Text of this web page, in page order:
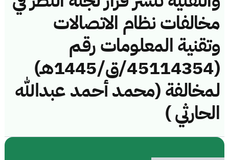
مخالفات نظام الاتصالات
وتقنية المعلومات رقم
(45114354/ق/1445هـ)
لمخالفة (محمد أحمد عبدالله
الحارثي )